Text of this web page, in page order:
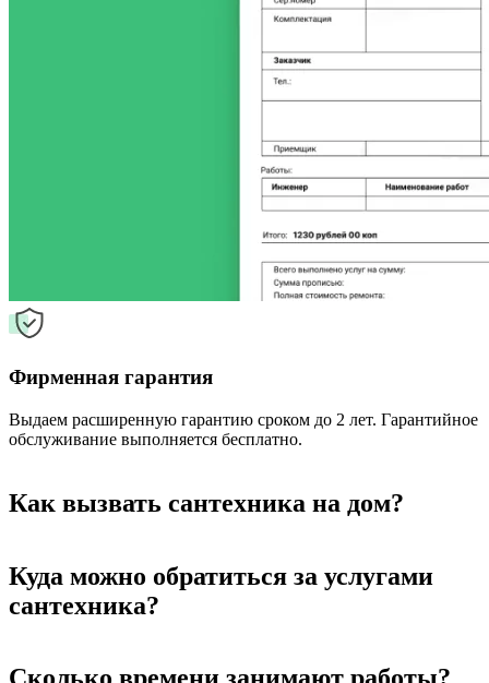
Фирменная гарантия
Выдаем расширенную гарантию сроком до 2 лет. Гарантийное
обслуживание выполняется бесплатно.
Как вызвать сантехника на дом?
Куда можно обратиться за услугами
сантехника?